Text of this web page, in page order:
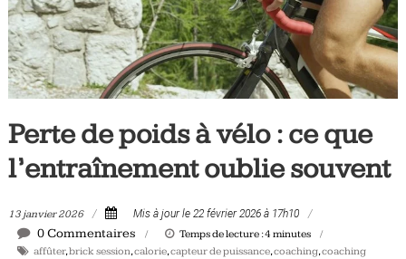
Tous
les
jours,
votre
actualité
vélo
et
triathlon
Perte de poids à vélo : ce que
l’entraînement oublie souvent
13 janvier 2026 Mis à jour le 22 février 2026 à 17h10
0 Commentaires Temps de lecture :4 minutes
affûter,brick session,calorie,capteur de puissance,coaching,coaching